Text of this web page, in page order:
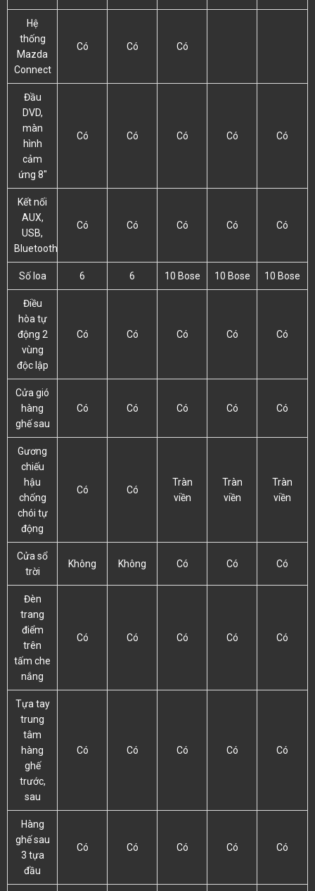
Hệ
thống
Mazda
Connect
Có Có Có
Đầu
DVD,
màn
hình
cảm
ứng 8″
Có Có Có Có Có
Kết nối
AUX,
USB,
Bluetooth
Có Có Có Có Có
Số loa 6 6 10 Bose 10 Bose 10 Bose
Điều
hòa tự
động 2
vùng
độc lập
Có Có Có Có Có
Cửa gió
hàng
ghế sau
Có Có Có Có Có
Gương
chiếu
hậu
chống
chói tự
động
Có Có
Tràn
viền
Tràn
viền
Tràn
viền
Cửa sổ
trời
Không Không Có Có Có
Đèn
trang
điểm
trên
tấm che
nắng
Có Có Có Có Có
Tựa tay
trung
tâm
hàng
ghế
trước,
sau
Có Có Có Có Có
Hàng
ghế sau
3 tựa
đầu
Có Có Có Có Có